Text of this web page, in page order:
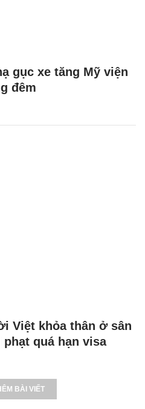
gục xe tăng Mỹ viện
đêm
Việt khỏa thân ở sân
quá hạn visa
BÀI VIẾT